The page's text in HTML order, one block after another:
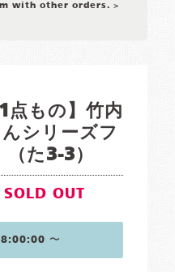
with other orders. >
もの】竹内
シリーズフ
た3-3）
SOLD OUT
〜